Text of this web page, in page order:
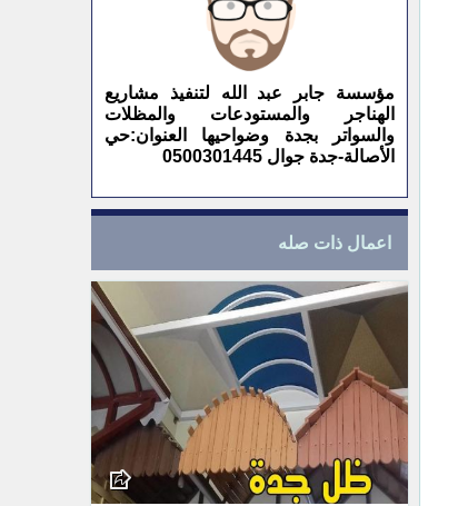
مؤسسة جابر عبد الله لتنفيذ مشاريع
الهناجر والمستودعات والمظلات
والسواتر بجدة وضواحيها العنوان:حي
الأصالة-جدة جوال 0500301445
اعمال ذات صله